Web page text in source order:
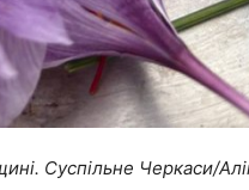
Суспільне Черкаси/